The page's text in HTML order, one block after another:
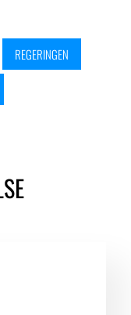
REGERINGEN